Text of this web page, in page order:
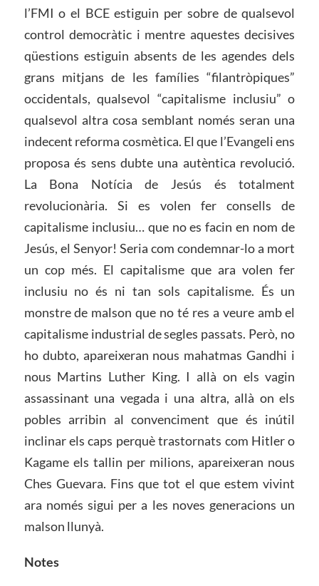
l’FMI o el BCE estiguin per sobre de qualsevol
control democràtic i mentre aquestes decisives
qüestions estiguin absents de les agendes dels
grans mitjans de les famílies “filantròpiques”
occidentals, qualsevol “capitalisme inclusiu” o
qualsevol altra cosa semblant només seran una
indecent reforma cosmètica. El que l’Evangeli ens
proposa és sens dubte una autèntica revolució.
La Bona Notícia de Jesús és totalment
revolucionària. Si es volen fer consells de
capitalisme inclusiu… que no es facin en nom de
Jesús, el Senyor! Seria com condemnar-lo a mort
un cop més. El capitalisme que ara volen fer
inclusiu no és ni tan sols capitalisme. És un
monstre de malson que no té res a veure amb el
capitalisme industrial de segles passats. Però, no
ho dubto, apareixeran nous mahatmas Gandhi i
nous Martins Luther King. I allà on els vagin
assassinant una vegada i una altra, allà on els
pobles arribin al convenciment que és inútil
inclinar els caps perquè trastornats com Hitler o
Kagame els tallin per milions, apareixeran nous
Ches Guevara. Fins que tot el que estem vivint
ara només sigui per a les noves generacions un
malson llunyà.
Notes